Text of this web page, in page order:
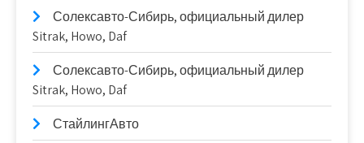
Солексавто-Сибирь, официальный дилер
Sitrak, Howo, Daf
Солексавто-Сибирь, официальный дилер
Sitrak, Howo, Daf
СтайлингАвто